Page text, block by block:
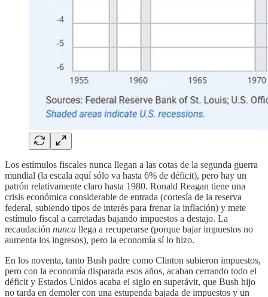
Los estímulos fiscales nunca llegan a las cotas de la segunda guerra
mundial (la escala aquí sólo va hasta 6% de déficit), pero hay un
patrón relativamente claro hasta 1980. Ronald Reagan tiene una
crisis económica considerable de entrada (cortesía de la reserva
federal, subiendo tipos de interés para frenar la inflación) y mete
estímulo fiscal a carretadas bajando impuestos a destajo. La
recaudación nunca llega a recuperarse (porque bajar impuestos no
aumenta los ingresos), pero la economía sí lo hizo.
En los noventa, tanto Bush padre como Clinton subieron impuestos,
pero con la economía disparada esos años, acaban cerrando todo el
déficit y Estados Unidos acaba el siglo en superávit, que Bush hijo
no tarda en demoler con una estupenda bajada de impuestos y un